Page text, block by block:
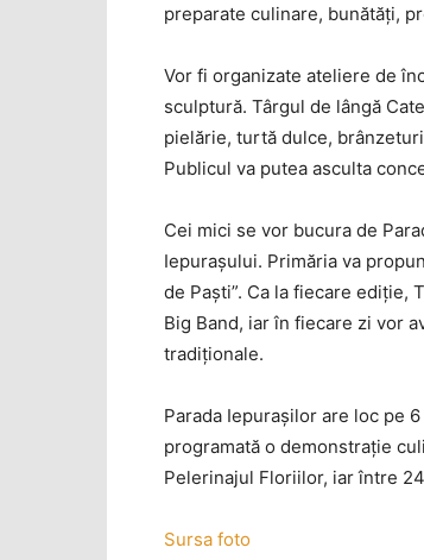
preparate culinare, bunătăţi,
Vor fi organizate ateliere de
sculptură. Târgul de lângă
pielărie, turtă dulce,
Publicul va putea asculta
Cei mici se vor bucura de
Iepuraşului. Primăria va
de Paşti”. Ca la fiecare ediţie,
Big Band, iar în fiecare zi vor
tradiţionale.
Parada Iepuraşilor are loc pe
programată o demonstraţie
Pelerinajul Floriilor, iar între
Sursa foto